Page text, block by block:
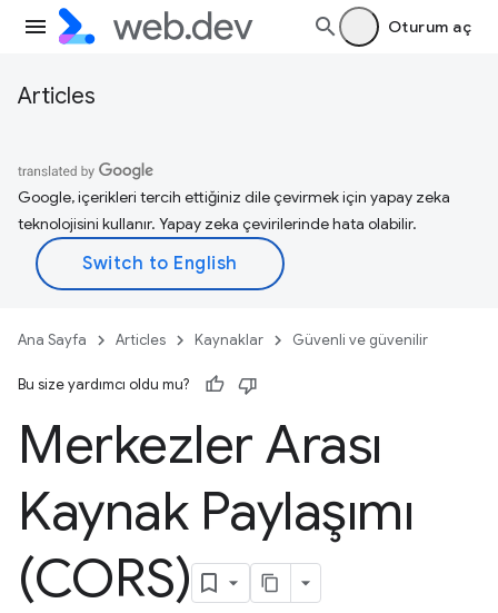
Oturum aç
Articles
Google, içerikleri tercih ettiğiniz dile çevirmek için yapay zeka
teknolojisini kullanır. Yapay zeka çevirilerinde hata olabilir.
Ana Sayfa Articles Kaynaklar Güvenli ve güvenilir
Bu size yardımcı oldu mu?
Merkezler Arası
Kaynak Paylaşımı
(CORS)